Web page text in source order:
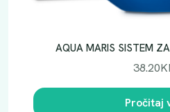
AQUA MARIS SISTEM
38.20
Pročitaj